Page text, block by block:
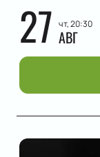
27 чт, 20:30
АВГ